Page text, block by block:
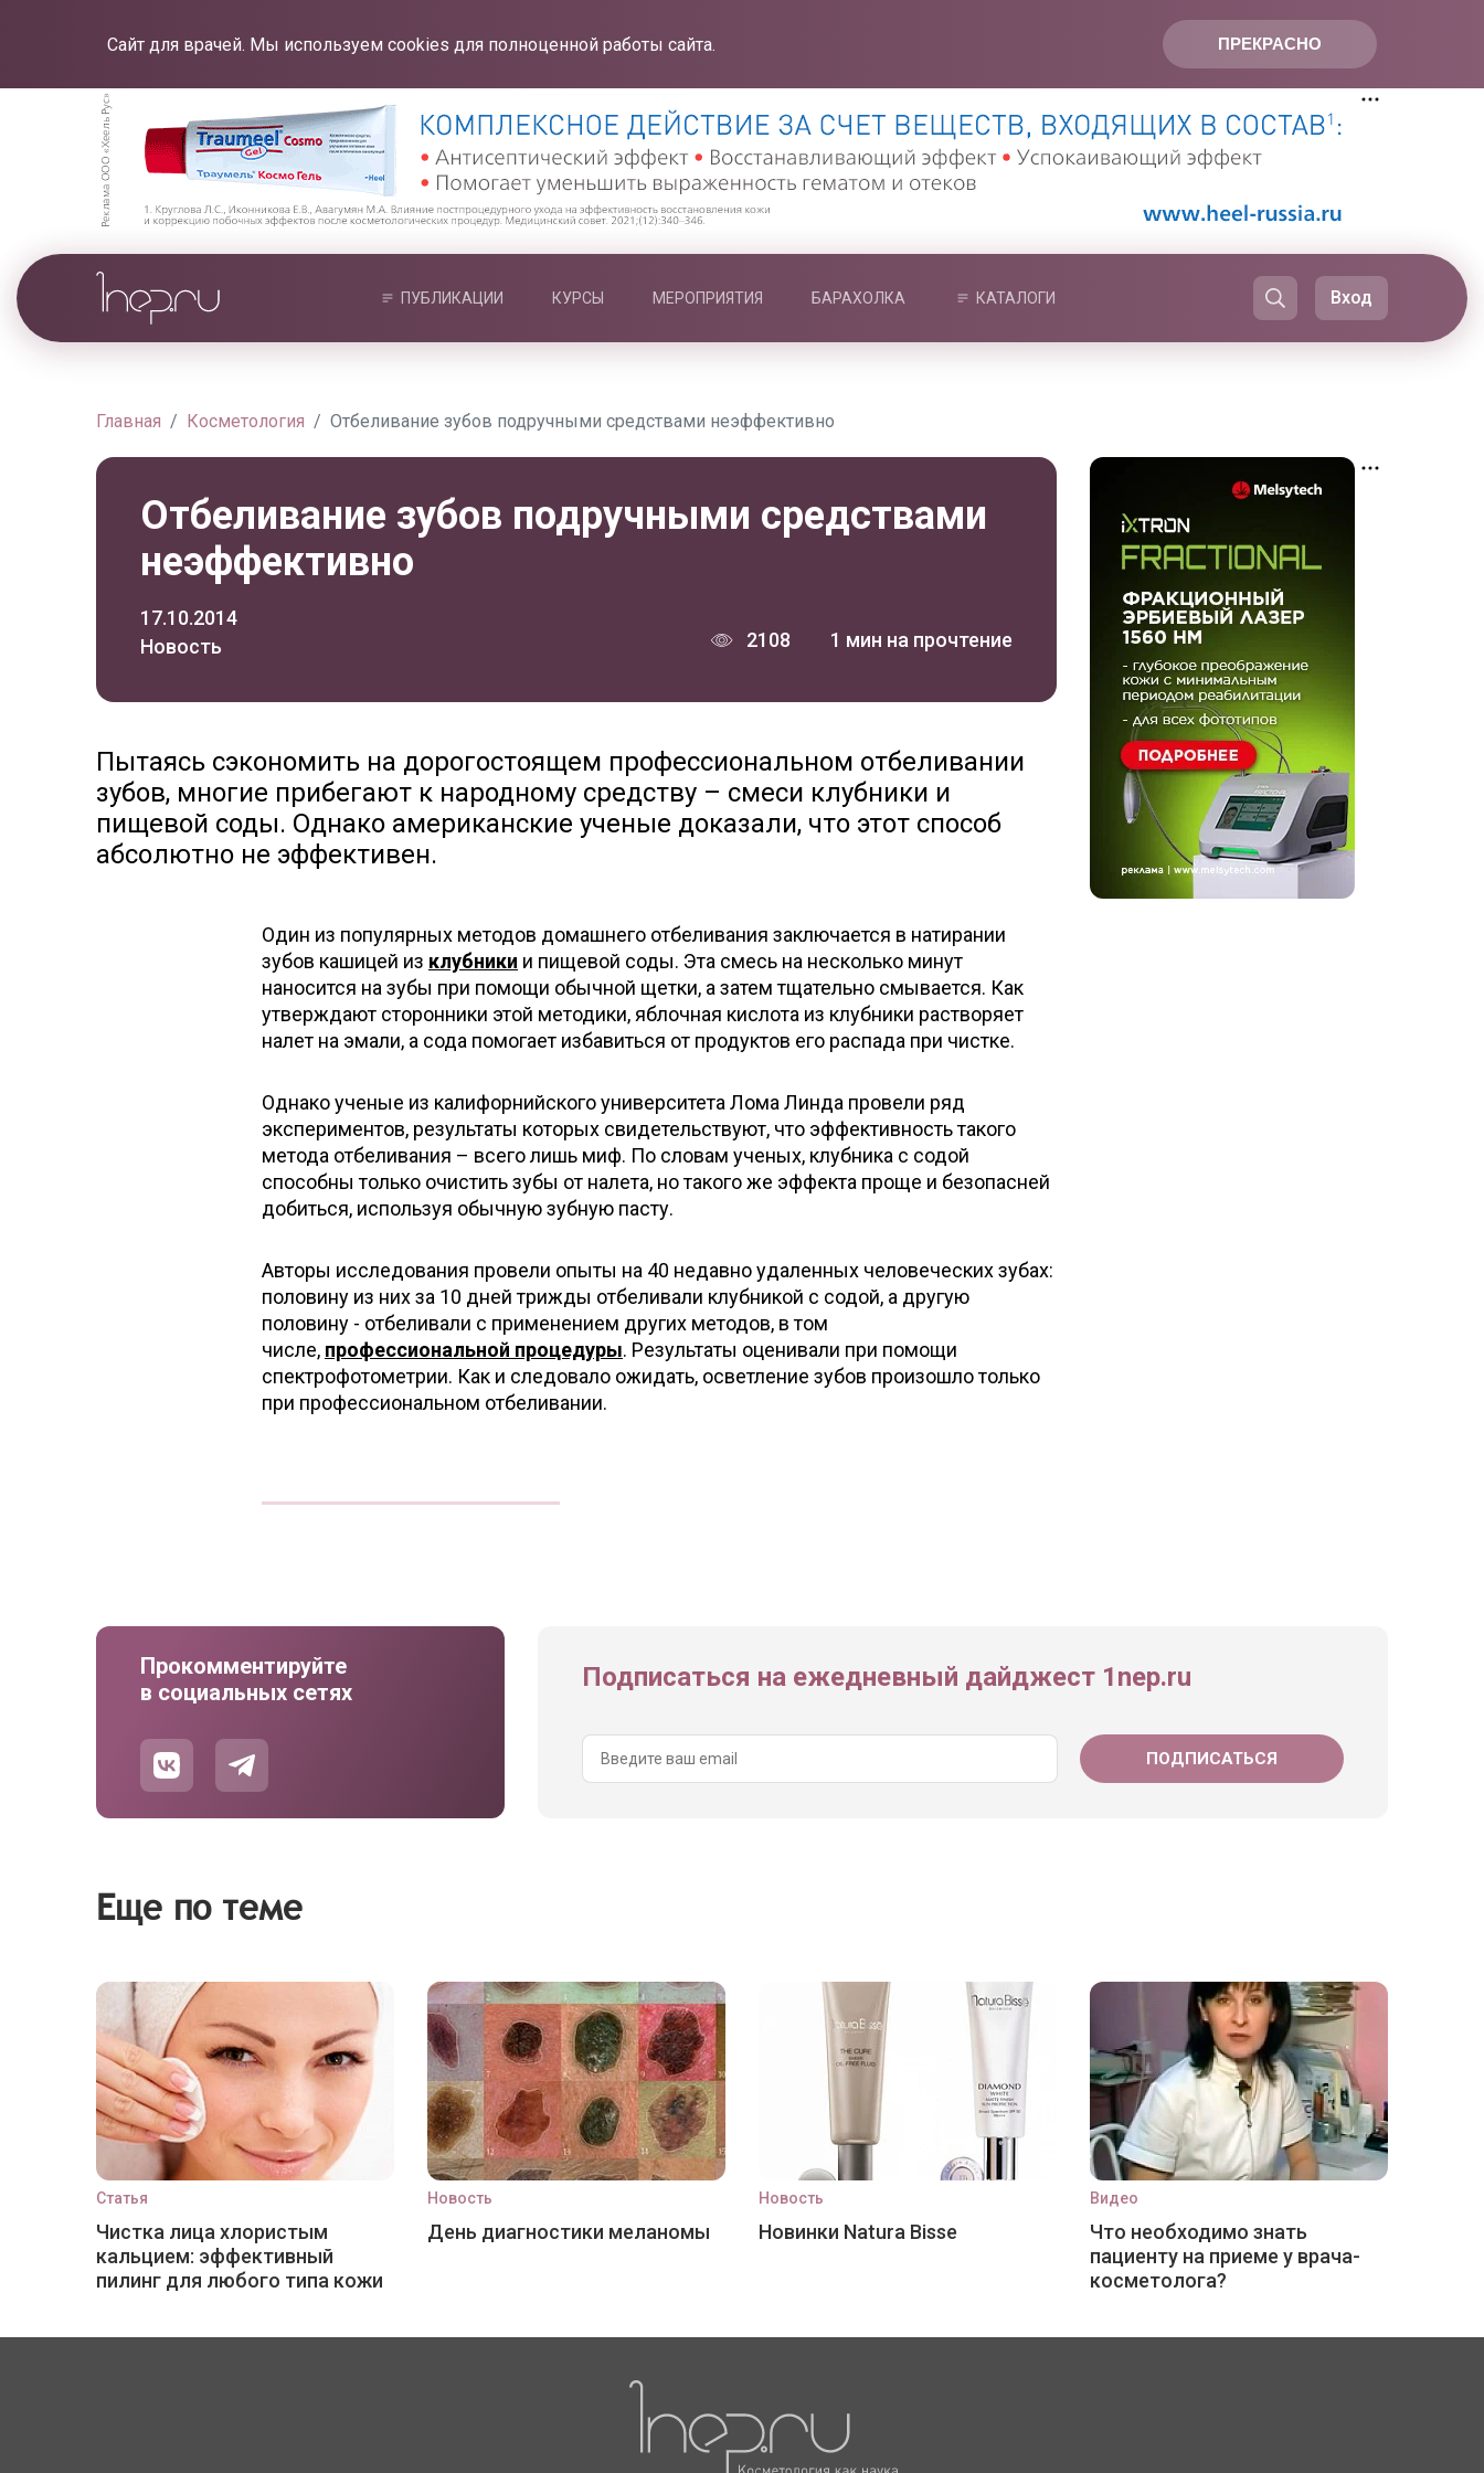
ПРЕКРАСНО
Сайт для врачей. Мы используем cookies для полноценной работы сайта.
ПУБЛИКАЦИИ КУРСЫ МЕРОПРИЯТИЯ БАРАХОЛКА КАТАЛОГИ Вход
Главная Косметология Отбеливание зубов подручными средствами неэффективно
Отбеливание зубов подручными средствами
неэффективно
17.10.2014
Новость
2108 1 мин на прочтение
Пытаясь сэкономить на дорогостоящем профессиональном отбеливании
зубов, многие прибегают к народному средству – смеси клубники и
пищевой соды. Однако американские ученые доказали, что этот способ
абсолютно не эффективен.
Один из популярных методов домашнего отбеливания заключается в натирании
зубов кашицей из клубники и пищевой соды. Эта смесь на несколько минут
наносится на зубы при помощи обычной щетки, а затем тщательно смывается. Как
утверждают сторонники этой методики, яблочная кислота из клубники растворяет
налет на эмали, а сода помогает избавиться от продуктов его распада при чистке.
Однако ученые из калифорнийского университета Лома Линда провели ряд
экспериментов, результаты которых свидетельствуют, что эффективность такого
метода отбеливания – всего лишь миф. По словам ученых, клубника с содой
способны только очистить зубы от налета, но такого же эффекта проще и безопасней
добиться, используя обычную зубную пасту.
Авторы исследования провели опыты на 40 недавно удаленных человеческих зубах:
половину из них за 10 дней трижды отбеливали клубникой с содой, а другую
половину - отбеливали с применением других методов, в том
числе, профессиональной процедуры. Результаты оценивали при помощи
спектрофотометрии. Как и следовало ожидать, осветление зубов произошло только
при профессиональном отбеливании.
Прокомментируйте
в социальных сетях
Подписаться на ежедневный дайджест 1nep.ru
Еще по теме
Статья
Чистка лица хлористым
кальцием: эффективный
пилинг для любого типа кожи
Новость
День диагностики меланомы
Новость
Новинки Natura Bisse
Видео
Что необходимо знать
пациенту на приеме у врача-
косметолога?